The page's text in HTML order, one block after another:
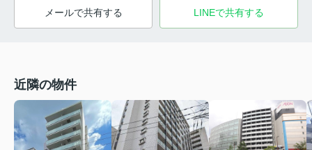
メールで共有する LINEで共有する
近隣の物件